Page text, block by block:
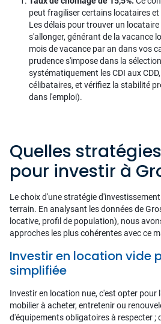
peut fragiliser certains locataires
Les délais pour trouver un
s'allonger, générant de la vacance
mois de vacance par an dans vos
prudence s'impose dans la
systématiquement les CDI aux
célibataires, et vérifiez la stabilité
dans l'emploi).
Quelles
pour investir à
Le choix d'une stratégie
terrain. En analysant les données de
locative, profil de population), nous
approches les plus cohérentes avec ce
Investir en location vide
simplifiée
Investir en location nue, c'est opter pour
mobilier à acheter, entretenir ou
d'équipements obligatoires à respecter ;